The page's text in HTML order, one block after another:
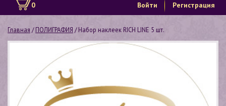
0 Войти Регистрация
Главная /ПОЛИГРАФИЯ / Набор наклеек RICH LINE 5 шт.